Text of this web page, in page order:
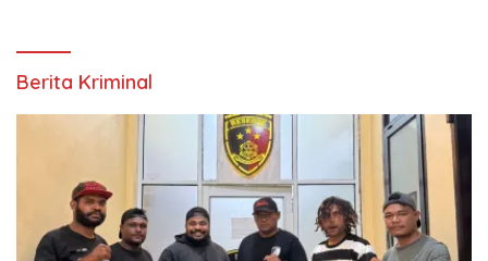
Berita Kriminal